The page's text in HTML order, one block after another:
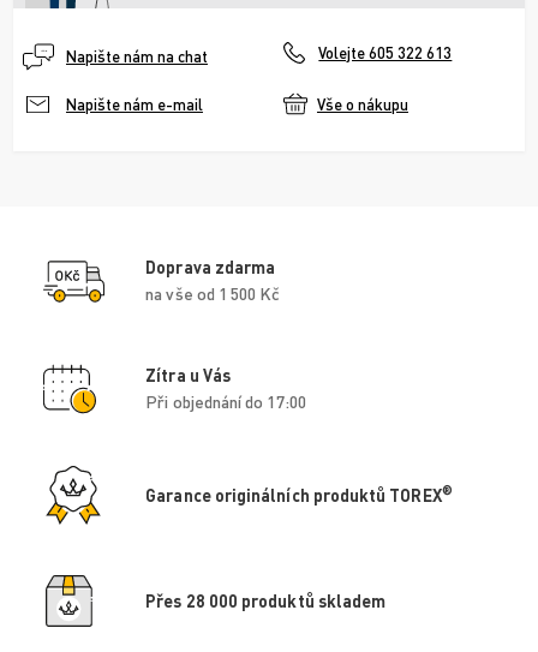
Napište nám na chat Volejte 605 322 613
Napište nám e-mail Vše o nákupu
Doprava zdarma
na vše od 1 500 Kč
Zítra u Vás
Při objednání do 17:00
Garance originálních produktů TOREX®
Přes 28 000 produktů skladem